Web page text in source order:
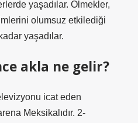
yaşadılar. Olmekler,
olumsuz etkilediği
yaşadılar.
akla ne gelir?
icat eden
Meksikalıdır. 2-